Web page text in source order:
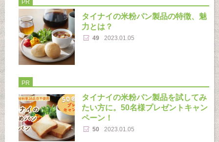
PR
タイナイの米粉パン製品の特徴、魅
力とは？
49 2023.01.05
PR
タイナイの米粉パン製品を試してみ
たい方に。50名様プレゼントキャン
ペーン！
50 2023.01.05